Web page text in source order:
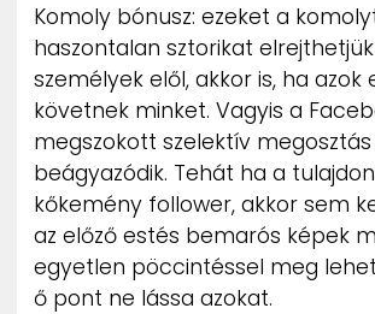
Komoly bónusz: ezeket a
haszontalan sztorikat
személyek elől, akkor is, ha azok
követnek minket. Vagyis a
megszokott szelektív
beágyazódik. Tehát ha a
kőkemény follower, akkor sem
az előző estés bemarós képek
egyetlen pöccintéssel meg
ő pont ne lássa azokat.